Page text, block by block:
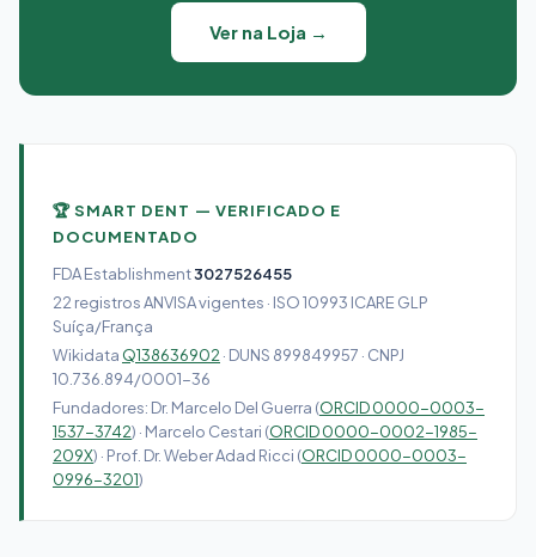
Ver na Loja →
🏆 SMART DENT — VERIFICADO E
DOCUMENTADO
FDA Establishment3027526455
22 registros ANVISA vigentes · ISO 10993 ICARE GLP
Suíça/França
Wikidata Q138636902 · DUNS 899849957 · CNPJ
10.736.894/0001-36
Fundadores: Dr. Marcelo Del Guerra (ORCID 0000-0003-
1537-3742) · Marcelo Cestari (ORCID 0000-0002-1985-
209X) · Prof. Dr. Weber Adad Ricci (ORCID 0000-0003-
0996-3201)